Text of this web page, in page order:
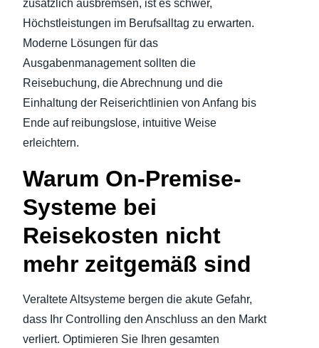
Norway (English)
zusätzlich ausbremsen, ist es schwer,
Höchstleistungen im Berufsalltag zu erwarten.
Moderne Lösungen für das
Ausgabenmanagement sollten die
Reisebuchung, die Abrechnung und die
Einhaltung der Reiserichtlinien von Anfang bis
Ende auf reibungslose, intuitive Weise
erleichtern.
Warum On-Premise-
Systeme bei
Reisekosten nicht
mehr zeitgemäß sind
Veraltete Altsysteme bergen die akute Gefahr,
dass Ihr Controlling den Anschluss an den Markt
verliert. Optimieren Sie Ihren gesamten